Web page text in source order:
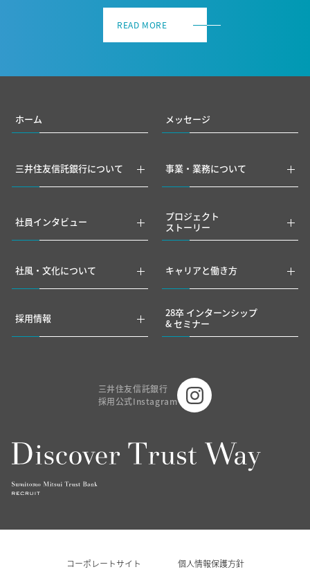
READ MORE
ホーム メッセージ
三井住友信託銀行について
社員インタビュー
社風・文化について
採用情報
事業・業務について
プロジェクト
ストーリー
キャリアと働き方
28卒 インターンシップ
& セミナー
三井住友信託銀行
採用公式Instagram
コーポレートサイト 個人情報保護方針